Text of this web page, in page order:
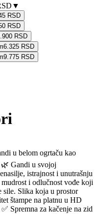
▼
RSD
RSD
RSD
6.325 RSD
9.775 RSD
u belom ogrtaču kao
Gandi u svojoj
istrajnost i unutrašnju
i odlučnost vođe koji
sile. Slika koja u prostor
štampe na platnu u HD
Spremna za kačenje na zid